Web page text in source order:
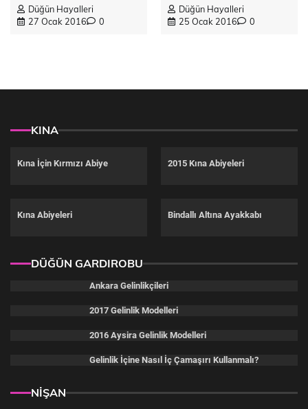
Düğün Hayalleri
27 Ocak 2016
0
Düğün Hayalleri
25 Ocak 2016
0
KINA
Kına İçin Kırmızı Abiye 2015 Kına Abiyeleri
Kına Abiyeleri Bindallı Altına Ayakkabı
DÜĞÜN GARDIROBU
Ankara Gelinlikçileri
2017 Gelinlik Modelleri
2016 Aysira Gelinlik Modelleri
Gelinlik İçine Nasıl İç Çamaşırı Kullanmalı?
NİŞAN